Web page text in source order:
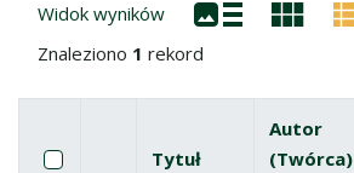
Widok wyników
Znaleziono 1 rekord
Pole wyboru
Zaznacz wszystkie pozycje
Tytuł
Autor
(Twórca)